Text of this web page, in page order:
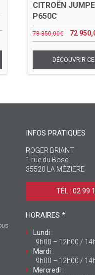
CITROËN
P650C
78 350,00€ 72
INFOS PRATIQUES
ROGER BRIANT
1 rue du Bosc
35520 LA MÉZIÈRE
TÉL : 02 99
HORAIRES *
Lundi :
9h00 – 12h00 /
Mardi :
9h00 – 12h00 /
Mercredi :